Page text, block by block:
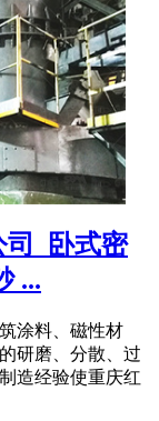
_卧式密
...
涂料、磁性材
研磨、分散、过
造经验使重庆红